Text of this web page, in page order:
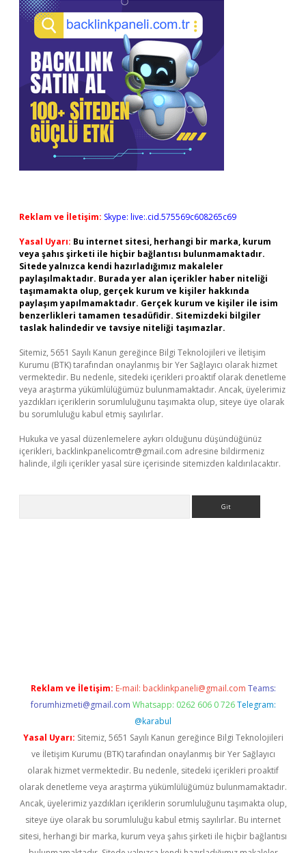
Reklam ve İletişim: Skype: live:.cid.575569c608265c69
Yasal Uyarı: Bu internet sitesi, herhangi bir marka, kurum
veya şahıs şirketi ile hiçbir bağlantısı bulunmamaktadır.
Sitede yalnızca kendi hazırladığımız makaleler
paylaşılmaktadır. Burada yer alan içerikler haber niteliği
taşımamakta olup, gerçek kurum ve kişiler hakkında
paylaşım yapılmamaktadır. Gerçek kurum ve kişiler ile isim
benzerlikleri tamamen tesadüfidir. Sitemizdeki bilgiler
taslak halindedir ve tavsiye niteliği taşımazlar.
Sitemiz, 5651 Sayılı Kanun gereğince Bilgi Teknolojileri ve İletişim
Kurumu (BTK) tarafından onaylanmış bir Yer Sağlayıcı olarak hizmet
vermektedir. Bu nedenle, sitedeki içerikleri proaktif olarak denetleme
veya araştırma yükümlülüğümüz bulunmamaktadır. Ancak, üyelerimiz
yazdıkları içeriklerin sorumluluğunu taşımakta olup, siteye üye olarak
bu sorumluluğu kabul etmiş sayılırlar.
Hukuka ve yasal düzenlemelere aykırı olduğunu düşündüğünüz
içerikleri, backlinkpanelicomtr@gmail.com adresine bildirmeniz
halinde, ilgili içerikler yasal süre içerisinde sitemizden kaldırılacaktır.
Reklam ve İletişim: E-mail: backlinkpaneli@gmail.com Teams:
forumhizmeti@gmail.com Whatsapp: 0262 606 0 726 Telegram:
@karabul
Yasal Uyarı: Sitemiz, 5651 Sayılı Kanun gereğince Bilgi Teknolojileri
ve İletişim Kurumu (BTK) tarafından onaylanmış bir Yer Sağlayıcı
olarak hizmet vermektedir. Bu nedenle, sitedeki içerikleri proaktif
olarak denetleme veya araştırma yükümlülüğümüz bulunmamaktadır.
Ancak, üyelerimiz yazdıkları içeriklerin sorumluluğunu taşımakta olup,
siteye üye olarak bu sorumluluğu kabul etmiş sayılırlar. Bu internet
sitesi, herhangi bir marka, kurum veya şahıs şirketi ile hiçbir bağlantısı